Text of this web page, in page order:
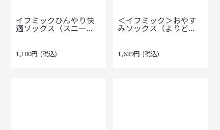
イフミックひんやり快
適ソックス（スニー...
1,100円 (税込)
＜イフミック＞おやす
みソックス（よりど...
1,639円 (税込)